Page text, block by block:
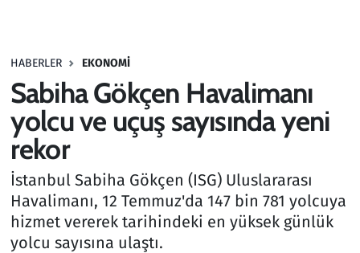
HABERLER EKONOMI
Sabiha Gökçen Havalimanı
yolcu ve uçuş sayısında yeni
rekor
İstanbul Sabiha Gökçen (ISG) Uluslararası
Havalimanı, 12 Temmuz'da 147 bin 781 yolcuya
hizmet vererek tarihindeki en yüksek günlük
yolcu sayısına ulaştı.
Haber
Kültür Sanat
Kurumsal Haberler
Lezzet Durağı
Memur ve Kamu